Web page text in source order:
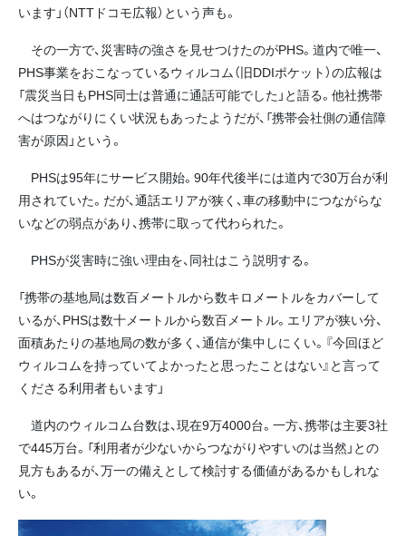
います」（NTTドコモ広報）という声も。
その一方で、災害時の強さを見せつけたのがPHS。道内で唯一、
PHS事業をおこなっているウィルコム（旧DDIポケット）の広報は
「震災当日もPHS同士は普通に通話可能でした」と語る。他社携帯
へはつながりにくい状況もあったようだが、「携帯会社側の通信障
害が原因」という。
PHSは95年にサービス開始。90年代後半には道内で30万台が利
用されていた。だが、通話エリアが狭く、車の移動中につながらな
いなどの弱点があり、携帯に取って代わられた。
PHSが災害時に強い理由を、同社はこう説明する。
「携帯の基地局は数百メートルから数キロメートルをカバーして
いるが、PHSは数十メートルから数百メートル。エリアが狭い分、
面積あたりの基地局の数が多く、通信が集中しにくい。『今回ほど
ウィルコムを持っていてよかったと思ったことはない』と言って
くださる利用者もいます」
道内のウィルコム台数は、現在9万4000台。一方、携帯は主要3社
で445万台。「利用者が少ないからつながりやすいのは当然」との
見方もあるが、万一の備えとして検討する価値があるかもしれな
い。